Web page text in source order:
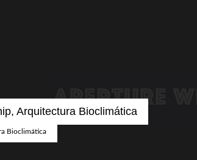
Arquitectura Bioclimática
Bioclimática